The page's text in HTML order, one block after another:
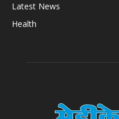
Latest News
Health